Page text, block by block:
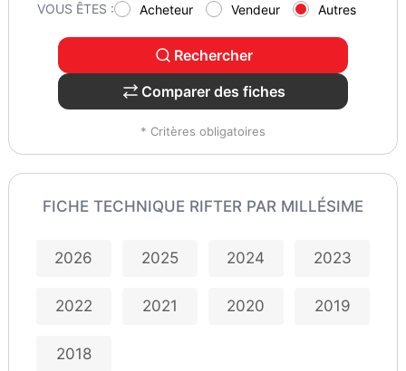
VOUS ÊTES : Acheteur Vendeur Autres
Rechercher
Comparer des fiches
* Critères obligatoires
FICHE TECHNIQUE RIFTER PAR MILLÉSIME
2026 2025 2024 2023
2022 2021 2020 2019
2018